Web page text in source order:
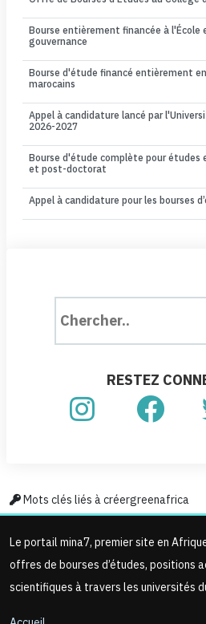
Bourse entièrement financée à l'École
gouvernance
Bourse d'étude financé entièrement
marocains
Appel à candidature lancé par
2026-2027
Bourse d'étude complète pour études
et post-doctorat
Appel à candidature pour les bourses
RESTEZ
Mots clés liés à créergreenafrica
Le portail mina7, premier site en
offres de bourses d’études, positions
scientifiques à travers les universités